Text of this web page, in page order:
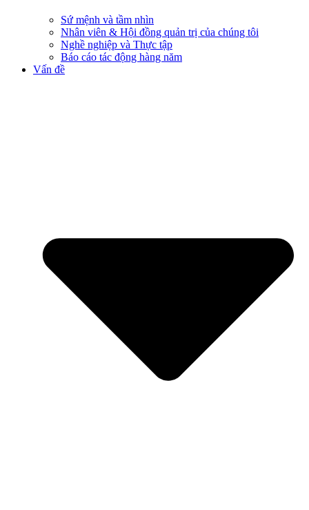
Sứ mệnh và tầm nhìn
Nhân viên & Hội đồng quản trị của chúng tôi
Nghề nghiệp và Thực tập
Báo cáo tác động hàng năm
Vấn đề